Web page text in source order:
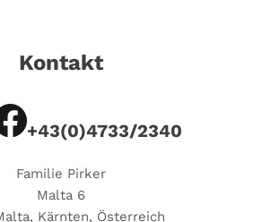
Kontakt
+43(0)4733/2340
Familie Pirker
Malta 6
Kärnten, Österreich